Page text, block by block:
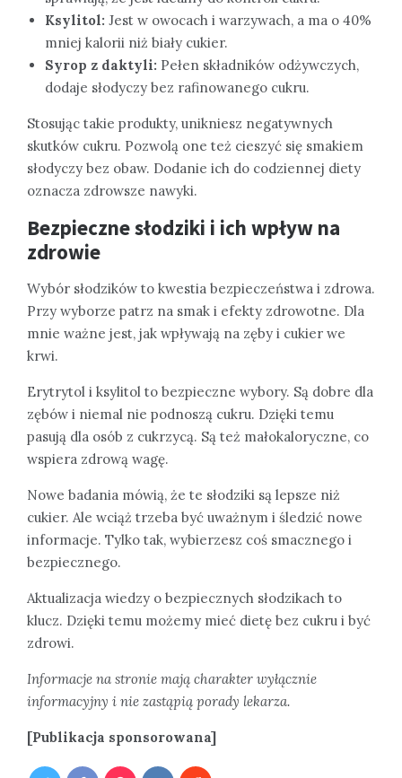
Ksylitol: Jest w owocach i warzywach, a ma o 40%
mniej kalorii niż biały cukier.
Syrop z daktyli: Pełen składników odżywczych,
dodaje słodyczy bez rafinowanego cukru.
Stosując takie produkty, unikniesz negatywnych
skutków cukru. Pozwolą one też cieszyć się smakiem
słodyczy bez obaw. Dodanie ich do codziennej diety
oznacza zdrowsze nawyki.
Bezpieczne słodziki i ich wpływ na
zdrowie
Wybór słodzików to kwestia bezpieczeństwa i zdrowa.
Przy wyborze patrz na smak i efekty zdrowotne. Dla
mnie ważne jest, jak wpływają na zęby i cukier we
krwi.
Erytrytol i ksylitol to bezpieczne wybory. Są dobre dla
zębów i niemal nie podnoszą cukru. Dzięki temu
pasują dla osób z cukrzycą. Są też małokaloryczne, co
wspiera zdrową wagę.
Nowe badania mówią, że te słodziki są lepsze niż
cukier. Ale wciąż trzeba być uważnym i śledzić nowe
informacje. Tylko tak, wybierzesz coś smacznego i
bezpiecznego.
Aktualizacja wiedzy o bezpiecznych słodzikach to
klucz. Dzięki temu możemy mieć dietę bez cukru i być
zdrowi.
Informacje na stronie mają charakter wyłącznie
informacyjny i nie zastąpią porady lekarza.
[Publikacja sponsorowana]